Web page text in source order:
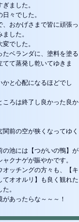
ました。
々でした。
おかげさまで皆に頑張っ
した。
でした。
ランダに、塗料を塗る
て蒸発し乾いてゆきま
心配になるほどでし
ろは終了し良かった良か
前の空が狭くなってゆく
池には【つがいの鴨】が
クナゲが賑やかです。
ッチングの方々も、【キ
オオルリ】も良く観れた
。
ったらな～～～！